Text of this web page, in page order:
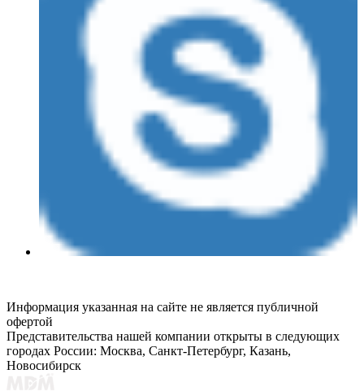
Информация указанная на сайте не является публичной
офертой
Представительства нашей компании открыты в следующих
городах России: Москва, Санкт-Петербург, Казань,
Новосибирск